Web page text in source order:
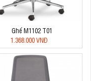
Ghế M1102 T01
1.368.000 VNĐ